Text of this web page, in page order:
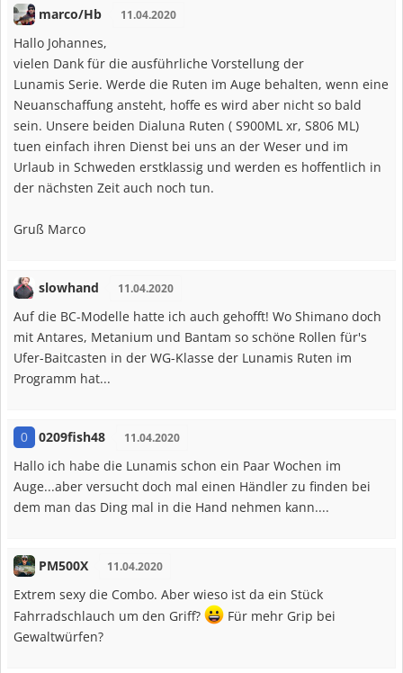
marco/Hb 11.04.2020
Hallo Johannes,
vielen Dank für die ausführliche Vorstellung der
Lunamis Serie. Werde die Ruten im Auge behalten, wenn eine
Neuanschaffung ansteht, hoffe es wird aber nicht so bald
sein. Unsere beiden Dialuna Ruten ( S900ML xr, S806 ML)
tuen einfach ihren Dienst bei uns an der Weser und im
Urlaub in Schweden erstklassig und werden es hoffentlich in
der nächsten Zeit auch noch tun.
Gruß Marco
slowhand 11.04.2020
Auf die BC-Modelle hatte ich auch gehofft! Wo Shimano doch
mit Antares, Metanium und Bantam so schöne Rollen für's
Ufer-Baitcasten in der WG-Klasse der Lunamis Ruten im
Programm hat...
0 0209fish48 11.04.2020
Hallo ich habe die Lunamis schon ein Paar Wochen im
Auge...aber versucht doch mal einen Händler zu finden bei
dem man das Ding mal in die Hand nehmen kann....
PM500X 11.04.2020
Extrem sexy die Combo. Aber wieso ist da ein Stück
Fahrradschlauch um den Griff?
Für mehr Grip bei
Gewaltwürfen?